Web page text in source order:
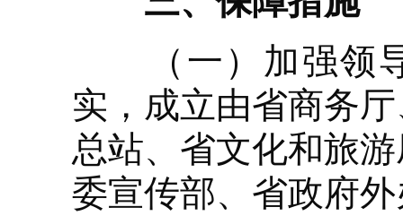
（一）加强领导
实，成立由省商务
总站、省文化和旅
委宣传部、省政府